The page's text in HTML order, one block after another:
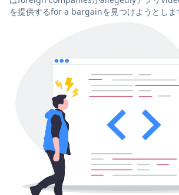
を提供するfor a bargainを見つけようとしま